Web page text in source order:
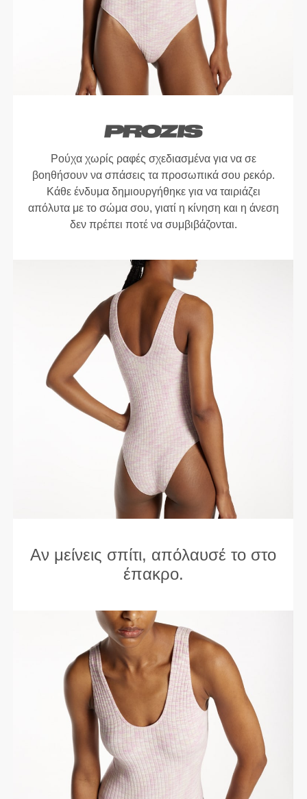
Ρούχα χωρίς ραφές σχεδιασμένα για να σε
βοηθήσουν να σπάσεις τα προσωπικά σου ρεκόρ.
Κάθε ένδυμα δημιουργήθηκε για να ταιριάζει
απόλυτα με το σώμα σου, γιατί η κίνηση και η άνεση
δεν πρέπει ποτέ να συμβιβάζονται.
Αν μείνεις σπίτι, απόλαυσέ το στο
έπακρο.